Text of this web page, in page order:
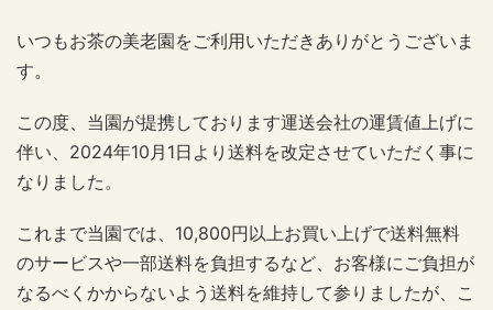
いつもお茶の美老園をご利用いただきありがとうございま
す。
この度、当園が提携しております運送会社の運賃値上げに
伴い、2024年10月1日より送料を改定させていただく事に
なりました。
これまで当園では、10,800円以上お買い上げで送料無料
のサービスや一部送料を負担するなど、お客様にご負担が
なるべくかからないよう送料を維持して参りましたが、こ